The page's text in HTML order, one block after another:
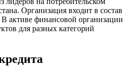
Организация входит в состав
активе финансовой организации
для разных категорий